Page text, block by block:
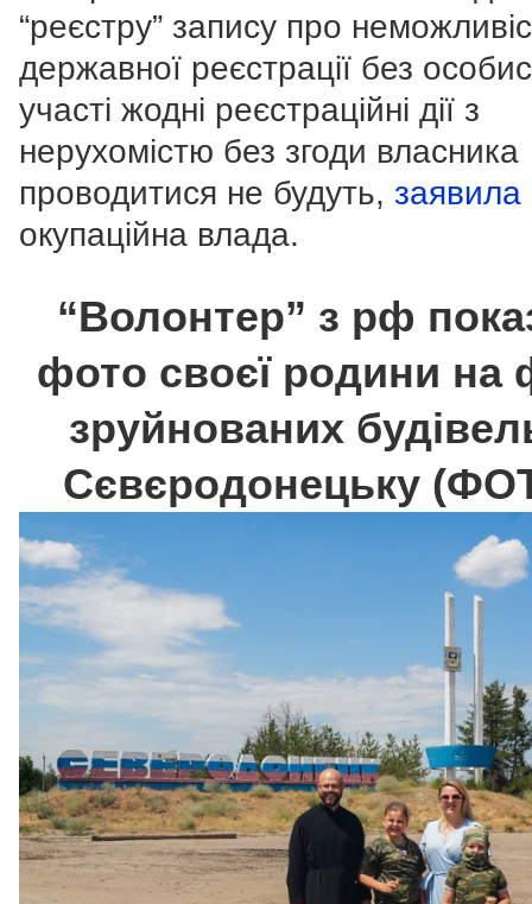
“реєстру” запису про
державної реєстрації без
участі жодні реєстраційні дії з
нерухомістю без згоди власника
проводитися не будуть, заявила
окупаційна влада.
“Волонтер” з рф
фото своєї родини на
зруйнованих
Сєвєродонецьку